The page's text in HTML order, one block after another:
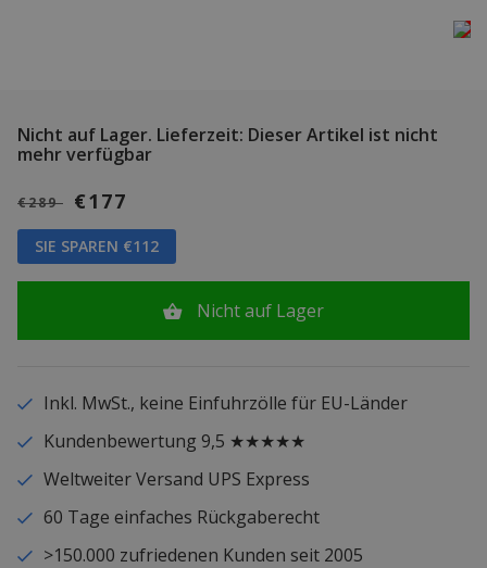
Nicht auf Lager. Lieferzeit: Dieser Artikel ist nicht
mehr verfügbar
€289 €177
SIE SPAREN €112
Nicht auf Lager
Inkl. MwSt., keine Einfuhrzölle für EU-Länder
Kundenbewertung 9,5 ★★★★★
Weltweiter Versand UPS Express
60 Tage einfaches Rückgaberecht
>150.000 zufriedenen Kunden seit 2005